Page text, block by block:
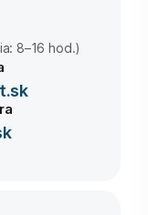
8–16 hod.)